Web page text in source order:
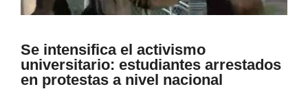
Se intensifica el activismo
universitario: estudiantes arrestados
en protestas a nivel nacional